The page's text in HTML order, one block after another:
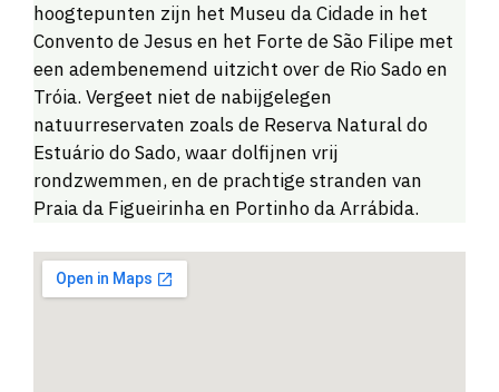
hoogtepunten zijn het Museu da Cidade in het
Convento de Jesus en het Forte de São Filipe met
een adembenemend uitzicht over de Rio Sado en
Tróia. Vergeet niet de nabijgelegen
natuurreservaten zoals de Reserva Natural do
Estuário do Sado, waar dolfijnen vrij
rondzwemmen, en de prachtige stranden van
Praia da Figueirinha en Portinho da Arrábida.